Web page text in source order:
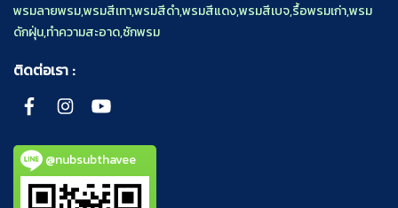
พรมลายพรม,พรมสีเทา,พรมสีดำ,พรมสีแดง,พรมสีเบจ,รื้อพรมเก่า,พรม
ดักฝุ่น,ทำความสะอาด,ซักพรม
ติดต่อเรา :
@nubsubthavee